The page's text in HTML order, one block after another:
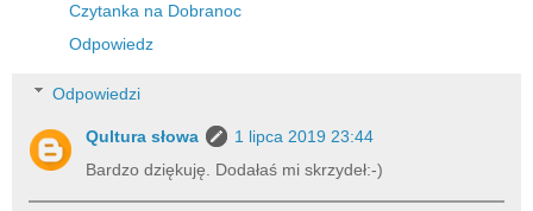
Czytanka na Dobranoc
Odpowiedz
Odpowiedzi
Qultura słowa
1 lipca 2019 23:44
Bardzo dziękuję. Dodałaś mi skrzydeł:-)